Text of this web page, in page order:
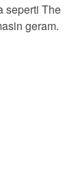
seperti The
geram.